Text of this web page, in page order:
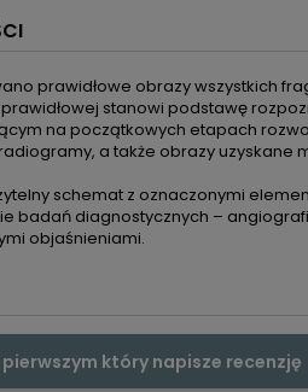
prawidłowe obrazy wszystkich
stanowi podstawę
na początkowych etapach
a także obrazy uzyskane
schemat z oznaczonymi
badań diagnostycznych –
objaśnieniami.
pierwszym który napisze recenzję